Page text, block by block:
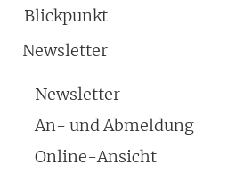
Blickpunkt
Newsletter
Newsletter
An- und Abmeldung
Online-Ansicht